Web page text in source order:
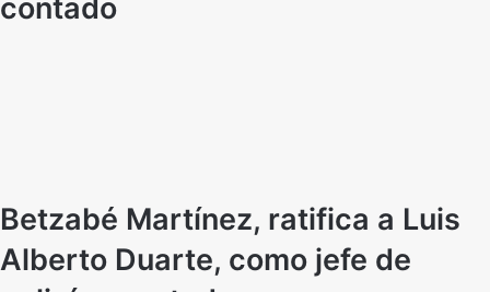
contado
Betzabé Martínez, ratifica a Luis
Alberto Duarte, como jefe de